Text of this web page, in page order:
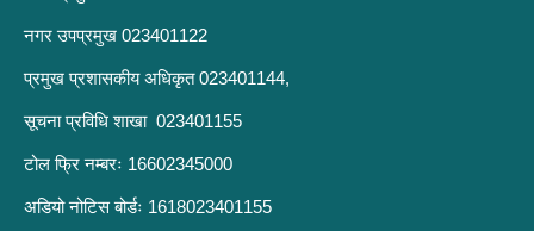
नगर उपप्रमुख 023401122
प्रमुख प्रशासकीय अधिकृत 023401144,
सूचना प्रविधि शाखा 023401155
टोल फ्रि नम्बरः 16602345000
अडियो नोटिस बोर्डः 1618023401155